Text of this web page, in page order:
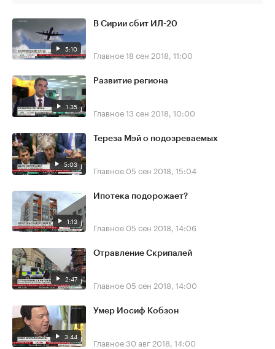
5:10
В Сирии сбит ИЛ-20
Главное18 сен 2018, 11:00
1:35
Развитие региона
Главное13 сен 2018, 10:00
5:03
Тереза Мэй о подозреваемых
Главное 05 сен 2018, 15:04
1:13
Ипотека подорожает?
Главное 05 сен 2018, 14:06
2:47
Отравление Скрипалей
Главное 05 сен 2018, 14:00
3:44
Умер Иосиф Кобзон
Главное30 авг 2018, 14:00